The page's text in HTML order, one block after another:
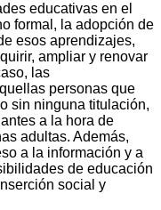
educativas en el
formal, la adopción de
esos aprendizajes,
ampliar y renovar
las
personas que
sin ninguna titulación,
a la hora de
adultas. Además,
a la información y a
de educación
social y